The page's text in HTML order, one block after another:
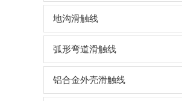
地沟滑触线
弧形弯道滑触线
铝合金外壳滑触线